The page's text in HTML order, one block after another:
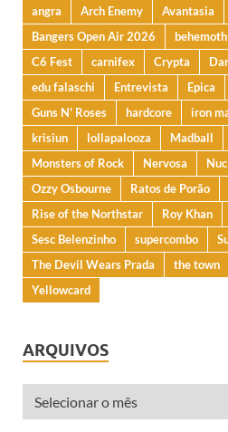
angra Arch Enemy Avantasia
Bangers Open Air 2026
behemoth
C6 Fest
carnifex Crypta
edu falaschi
Entrevista Epica
Guns N' Roses
hardcore iron
krisiun
lollapalooza Madball
Monsters of Rock
Nervosa
Ozzy Osbourne
Ratos de Porão
Rise of the Northstar
Roy Khan
Sesc Belenzinho
supercombo
The Devil Wears Prada
the town
Yellowcard
ARQUIVOS